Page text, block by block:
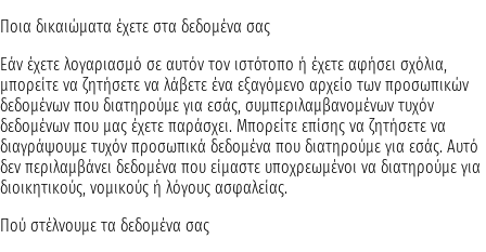
Ποια δικαιώματα έχετε στα δεδομένα σας
Εάν έχετε λογαριασμό σε αυτόν τον ιστότοπο ή έχετε αφήσει σχόλια,
μπορείτε να ζητήσετε να λάβετε ένα εξαγόμενο αρχείο των προσωπικών
δεδομένων που διατηρούμε για εσάς, συμπεριλαμβανομένων τυχόν
δεδομένων που μας έχετε παράσχει. Μπορείτε επίσης να ζητήσετε να
διαγράψουμε τυχόν προσωπικά δεδομένα που διατηρούμε για εσάς. Αυτό
δεν περιλαμβάνει δεδομένα που είμαστε υποχρεωμένοι να διατηρούμε για
διοικητικούς, νομικούς ή λόγους ασφαλείας.
Πού στέλνουμε τα δεδομένα σας